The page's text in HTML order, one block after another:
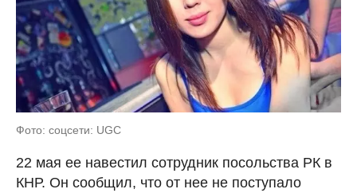
Фото: соцсети: UGC
22 мая ее навестил сотрудник посольства РК в
КНР. Он сообщил, что от нее не поступало